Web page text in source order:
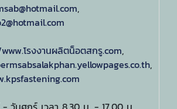
,
โรงงานผลิตน็อตสกรู.com,
,